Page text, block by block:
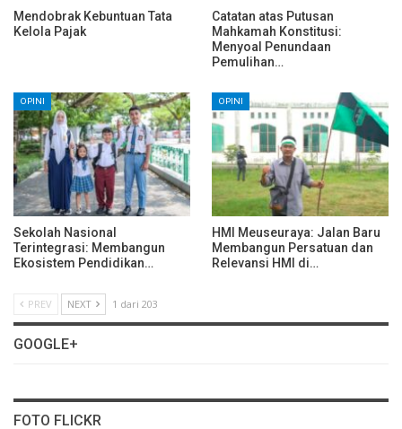
Mendobrak Kebuntuan Tata
Kelola Pajak
Catatan atas Putusan
Mahkamah Konstitusi:
Menyoal Penundaan
Pemulihan…
OPINI
Sekolah Nasional
Terintegrasi: Membangun
Ekosistem Pendidikan…
OPINI
HMI Meuseuraya: Jalan Baru
Membangun Persatuan dan
Relevansi HMI di…
PREV NEXT 1 dari 203
GOOGLE+
FOTO FLICKR